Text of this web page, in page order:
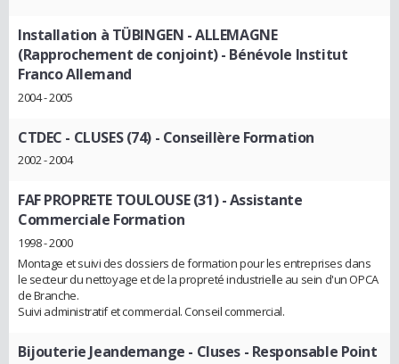
Installation à TÜBINGEN - ALLEMAGNE
(Rapprochement de conjoint)- Bénévole Institut
Franco Allemand
2004 - 2005
CTDEC - CLUSES (74) - Conseillère Formation
2002 - 2004
FAF PROPRETE TOULOUSE (31)- Assistante
Commerciale Formation
1998 - 2000
Montage et suivi des dossiers de formation pour les entreprises dans
le secteur du nettoyage et de la propreté industrielle au sein d'un OPCA
de Branche.
Suivi administratif et commercial. Conseil commercial.
Bijouterie Jeandemange - Cluses- Responsable Point